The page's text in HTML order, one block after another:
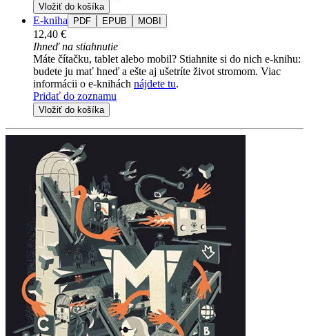
Vložiť do košíka
E-kniha PDF EPUB MOBI
12,40 €
Ihneď na stiahnutie
Máte čítačku, tablet alebo mobil? Stiahnite si do nich e-knihu:
budete ju mať hneď a ešte aj ušetríte život stromom. Viac
informácii o e-knihách nájdete tu.
Pridať do zoznamu
Vložiť do košíka